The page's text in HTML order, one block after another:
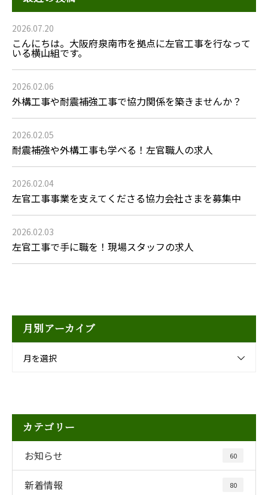
2026.07.20
こんにちは。大阪府泉南市を拠点に左官工事を行なって
いる横山組です。
2026.02.06
外構工事や耐震補強工事で協力関係を築きませんか？
2026.02.05
耐震補強や外構工事も学べる！左官職人の求人
2026.02.04
左官工事事業を支えてくださる協力会社さまを募集中
2026.02.03
左官工事で手に職を！現場スタッフの求人
月別アーカイブ
月を選択
カテゴリー
お知らせ 60
新着情報 80